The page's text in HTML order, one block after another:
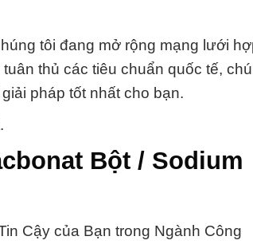
tôi đang mở rộng mạng lưới
thủ các tiêu chuẩn quốc tế,
pháp tốt nhất cho bạn.
Bột / Sodium
Cậy của Bạn trong Ngành Công